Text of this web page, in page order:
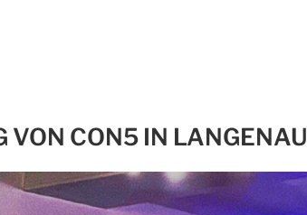
VON CON5 IN LANGENAU